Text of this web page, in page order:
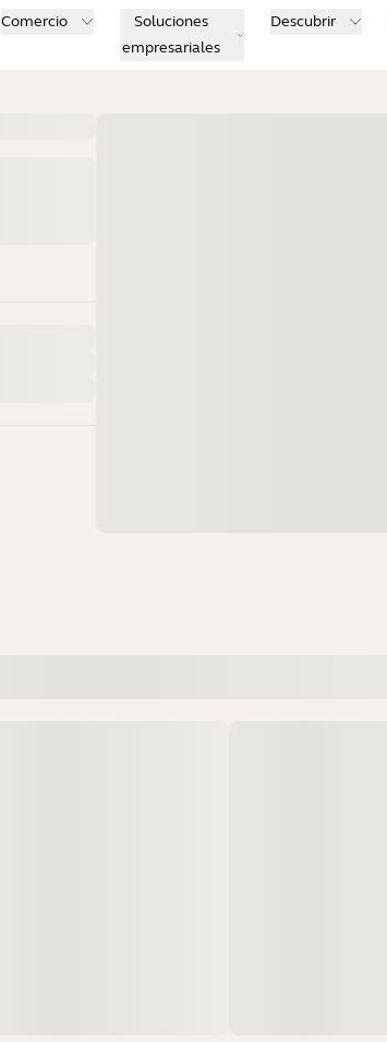
Comercio
Soluciones
empresariales
Descubrir